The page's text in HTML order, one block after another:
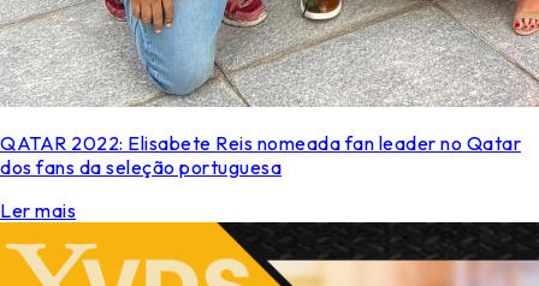
QATAR 2022: Elisabete Reis nomeada fan leader no Qatar
dos fans da seleção portuguesa
Ler mais